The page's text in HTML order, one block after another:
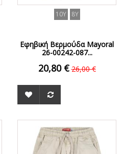
10Y 8Y
Εφηβική Βερμούδα Mayoral
26-00242-087...
20,80 € 26,00 €
ΟFFER